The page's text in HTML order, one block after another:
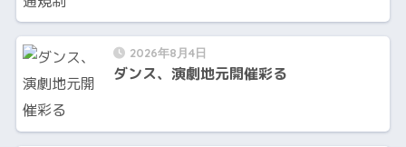
2026年8月4日
ダンス、演劇地元開催彩る